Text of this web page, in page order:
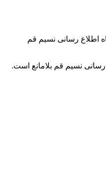
اطلاع رسانی نسیم قم
رسانی نسیم قم بلامانع است.